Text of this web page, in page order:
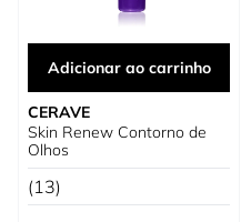
Adicionar ao carrinho
CERAVE
Skin Renew Contorno de
Olhos
(13)